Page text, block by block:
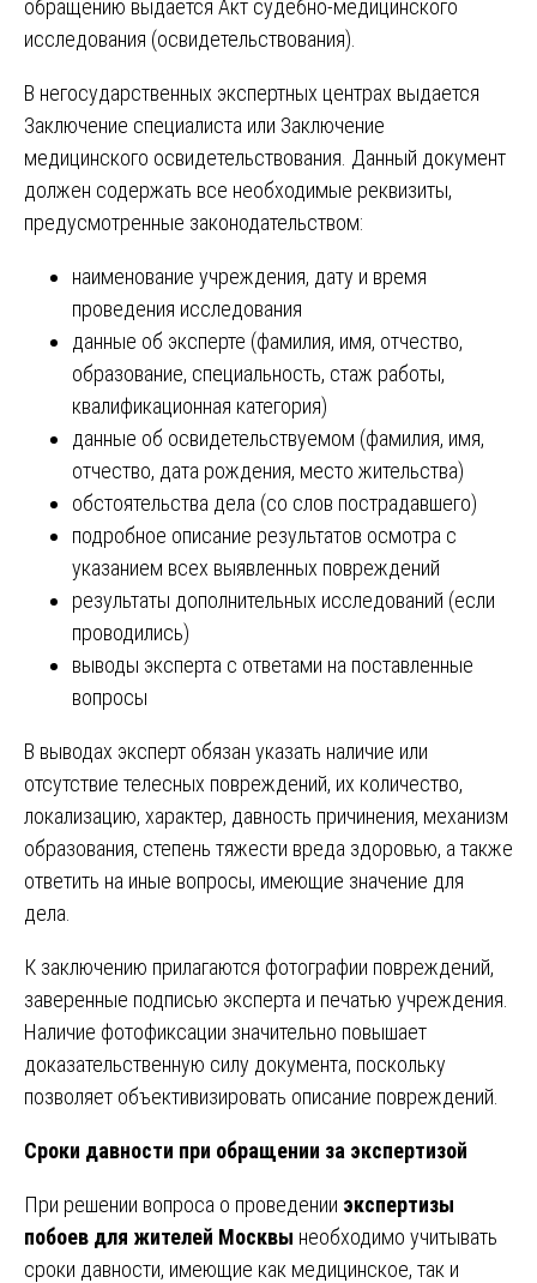
обращению выдается Акт судебно-медицинского
исследования (освидетельствования).
В негосударственных экспертных центрах выдается
Заключение специалиста или Заключение
медицинского освидетельствования. Данный документ
должен содержать все необходимые реквизиты,
предусмотренные законодательством:
наименование учреждения, дату и время
проведения исследования
данные об эксперте (фамилия, имя, отчество,
образование, специальность, стаж работы,
квалификационная категория)
данные об освидетельствуемом (фамилия, имя,
отчество, дата рождения, место жительства)
обстоятельства дела (со слов пострадавшего)
подробное описание результатов осмотра с
указанием всех выявленных повреждений
результаты дополнительных исследований (если
проводились)
выводы эксперта с ответами на поставленные
вопросы
В выводах эксперт обязан указать наличие или
отсутствие телесных повреждений, их количество,
локализацию, характер, давность причинения, механизм
образования, степень тяжести вреда здоровью, а также
ответить на иные вопросы, имеющие значение для
дела.
К заключению прилагаются фотографии повреждений,
заверенные подписью эксперта и печатью учреждения.
Наличие фотофиксации значительно повышает
доказательственную силу документа, поскольку
позволяет объективизировать описание повреждений.
Сроки давности при обращении за экспертизой
При решении вопроса о проведении экспертизы
побоев для жителей Москвы необходимо учитывать
сроки давности, имеющие как медицинское, так и